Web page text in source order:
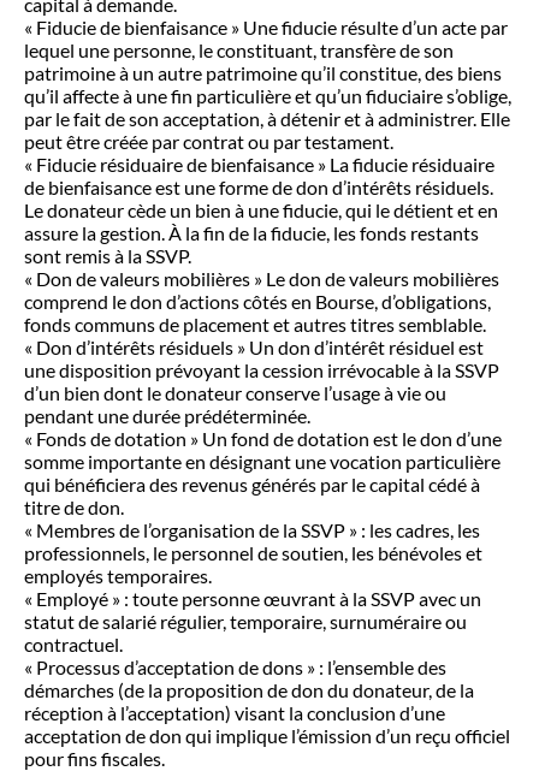
« Fiducie de bienfaisance » Une fiducie résulte d’un acte par
lequel une personne, le constituant, transfère de son
patrimoine à un autre patrimoine qu’il constitue, des biens
qu’il affecte à une fin particulière et qu’un fiduciaire s’oblige,
par le fait de son acceptation, à détenir et à administrer. Elle
peut être créée par contrat ou par testament.
« Fiducie résiduaire de bienfaisance » La fiducie résiduaire
de bienfaisance est une forme de don d’intérêts résiduels.
Le donateur cède un bien à une fiducie, qui le détient et en
assure la gestion. À la fin de la fiducie, les fonds restants
sont remis à la SSVP.
« Don de valeurs mobilières » Le don de valeurs mobilières
comprend le don d’actions côtés en Bourse, d’obligations,
fonds communs de placement et autres titres semblable.
« Don d’intérêts résiduels » Un don d’intérêt résiduel est
une disposition prévoyant la cession irrévocable à la SSVP
d’un bien dont le donateur conserve l’usage à vie ou
pendant une durée prédéterminée.
« Fonds de dotation » Un fond de dotation est le don d’une
somme importante en désignant une vocation particulière
qui bénéficiera des revenus générés par le capital cédé à
titre de don.
« Membres de l’organisation de la SSVP » : les cadres, les
professionnels, le personnel de soutien, les bénévoles et
employés temporaires.
« Employé » : toute personne œuvrant à la SSVP avec un
statut de salarié régulier, temporaire, surnuméraire ou
contractuel.
« Processus d’acceptation de dons » : l’ensemble des
démarches (de la proposition de don du donateur, de la
réception à l’acceptation) visant la conclusion d’une
acceptation de don qui implique l’émission d’un reçu officiel
pour fins fiscales.